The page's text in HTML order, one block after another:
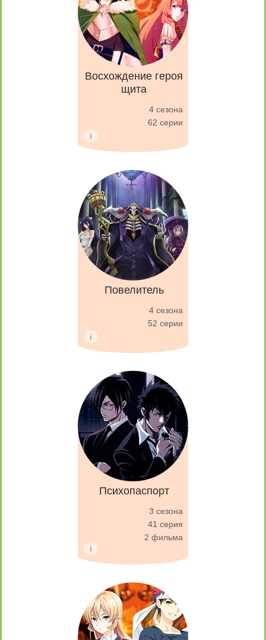
Восхождение героя
щита
4 сезона
62 серии
Повелитель
4 сезона
52 серии
Психопаспорт
3 сезона
41 серия
2 фильма